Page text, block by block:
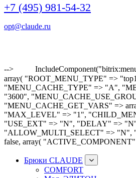
+7 (495) 981-54-32
opt@claude.ru
-->
array( "ROOT_MENU_TYPE" =>
"MENU_CACHE_TYPE" => "A",
"3600",
"MENU_CACHE_GET_VARS" =>
"MAX_LEVEL" => "1",
"USE_EXT" => "N", "DELAY" =>
"ALLOW_MULTI_SELECT" => "N",
false, array(
Брюки CLAUDE
COMFORT